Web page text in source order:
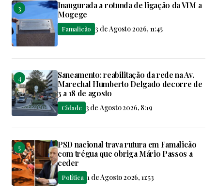
Inaugurada a rotunda de ligação da VIM a
Mogege
Famalicão 3 de Agosto 2026, 11:45
Saneamento: reabilitação da rede na Av.
Marechal Humberto Delgado decorre de
3 a 18 de agosto
Cidade 3 de Agosto 2026, 8:19
PSD nacional trava rutura em Famalicão
com trégua que obriga Mário Passos a
ceder
Política 1 de Agosto 2026, 11:53